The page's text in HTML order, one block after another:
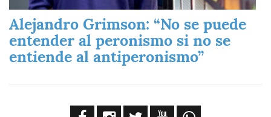
Alejandro Grimson: “No se puede
entender al peronismo si no se
entiende al antiperonismo”